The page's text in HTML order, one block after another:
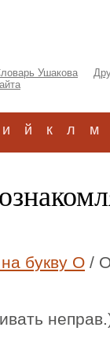
Ушакова
и й к л м
букву О /